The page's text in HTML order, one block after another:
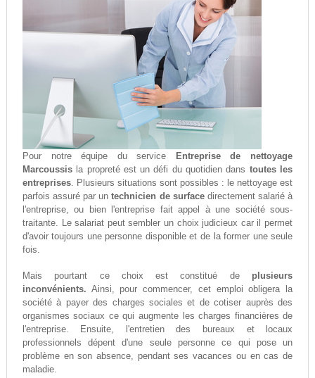
Pour notre équipe du service
Entreprise de nettoyage
Marcoussisla propreté est un défi du quotidien dans toutes les
entreprises. Plusieurs situations sont possibles : le nettoyage est
parfois assuré par untechnicien de surfacedirectement salarié à
l'entreprise, ou bien l'entreprise fait appel à une société sous-
traitante. Le salariat peut sembler un choix judicieux car il permet
d'avoir toujours une personne disponible et de la former une seule
fois.
Mais pourtant ce choix est constitué de plusieurs
inconvénients. Ainsi, pour commencer, cet emploi obligera la
société à payer des charges sociales et de cotiser auprès des
organismes sociaux ce qui augmente les charges financières de
l'entreprise. Ensuite, l'entretien des bureaux et locaux
professionnels dépent d'une seule personne ce qui pose un
problème en son absence, pendant ses vacances ou en cas de
maladie.